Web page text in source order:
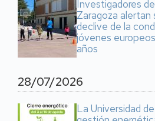
Investigadores
Zaragoza
declive de la
jóvenes
años
28/07/2026
La Universidad